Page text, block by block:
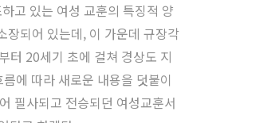
고 있는 여성 교훈의 특징적 양
장되어 있는데, 이 가운데 규장각
터 20세기 초에 걸쳐 경상도 지
에 따라 새로운 내용을 덧붙이
필사되고 전승되던 여성교훈서